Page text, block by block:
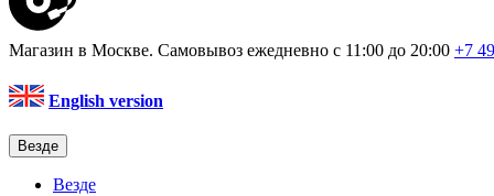
Магазин в Москве. Самовывоз ежедневно с 11:00 до 20:00 +7
English version
Везде
Везде